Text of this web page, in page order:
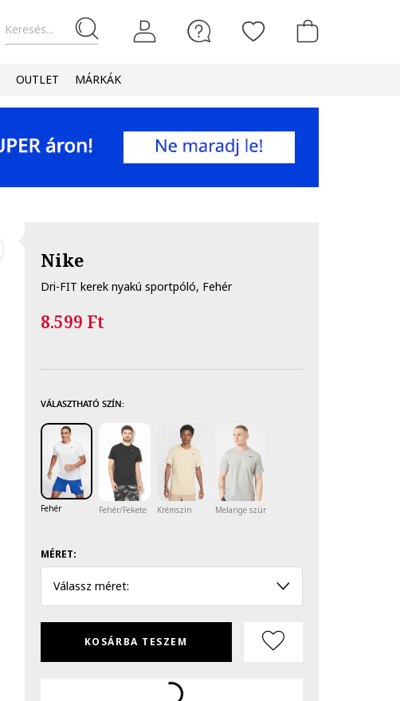
Keresés...
OUTLET MÁRKÁK
Nike
Dri-FIT kerek nyakú sportpóló, Fehér
8.599 Ft
VÁLASZTHATÓ SZÍN:
Fehér Fehér/Fekete Krémszín Melange szürke
MÉRET:
Válassz méret:
KOSÁRBA TESZEM